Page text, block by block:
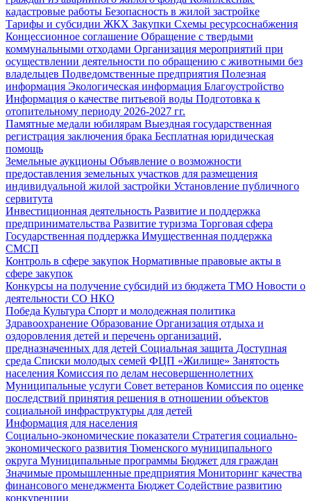
кадастровые работы Безопасность в жилой застройке
Тарифы и субсидии ЖКХ Закупки Схемы ресурсоснабжения
Концессионное соглашение Обращение с твердыми
коммунальными отходами Организация мероприятий при
осуществлении деятельности по обращению с животными без
владельцев Подведомственные предприятия Полезная
информация Экологическая информация Благоустройство
Информация о качестве питьевой воды Подготовка к
отопительному периоду 2026-2027 гг.
Памятные медали юбилярам Выездная государственная
регистрация заключения брака Бесплатная юридическая
помощь
Земельные аукционы Объявление о возможности
предоставления земельных участков для размещения
индивидуальной жилой застройки Установление публичного
сервитута
Инвестиционная деятельность Развитие и поддержка
предпринимательства Развитие туризма Торговая сфера
Государственная поддержка Имущественная поддержка
СМСП
Контроль в сфере закупок Нормативные правовые акты в
сфере закупок
Конкурсы на получение субсидий из бюджета ТМО Новости о
деятельности СО НКО
Победа Культура Спорт и молодежная политика
Здравоохранение Образование Организация отдыха и
оздоровления детей и перечень организаций,
предназначенных для детей Социальная защита Доступная
среда Списки молодых семей ФЦП «Жилище» Занятость
населения Комиссия по делам несовершеннолетних
Муниципальные услуги Совет ветеранов Комиссия по оценке
последствий принятия решения в отношении объектов
социальной инфраструктуры для детей
Информация для населения
Социально-экономические показатели Стратегия социально-
экономического развития Тюменского муниципального
округа Муниципальные программы Бюджет для граждан
Значимые промышленные предприятия Мониторинг качества
финансового менеджмента Бюджет Содействие развитию
конкуренции